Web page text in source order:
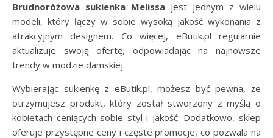
Brudnoróżowa sukienka Melissa jest jednym z wielu
modeli, który łączy w sobie wysoką jakość wykonania z
atrakcyjnym designem. Co więcej, eButik.pl regularnie
aktualizuje swoją ofertę, odpowiadając na najnowsze
trendy w modzie damskiej.
Wybierając sukienkę z eButik.pl, możesz być pewna, że
otrzymujesz produkt, który został stworzony z myślą o
kobietach ceniących sobie styl i jakość. Dodatkowo, sklep
oferuje przystępne ceny i częste promocje, co pozwala na